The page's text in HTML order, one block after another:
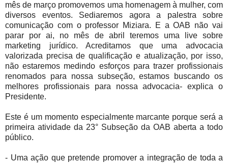
mês de março promovemos uma homenagem à mulher, com
diversos eventos. Sediaremos agora a palestra sobre
comunicação com o professor Miziara. E a OAB não vai
parar por ai, no mês de abril teremos uma live sobre
marketing jurídico. Acreditamos que uma advocacia
valorizada precisa de qualificação e atualização, por isso,
não estaremos medindo esforços para trazer profissionais
renomados para nossa subseção, estamos buscando os
melhores profissionais para nossa advocacia- explica o
Presidente.
Este é um momento especialmente marcante porque será a
primeira atividade da 23° Subseção da OAB aberta a todo
público.
- Uma ação que pretende promover a integração de toda a